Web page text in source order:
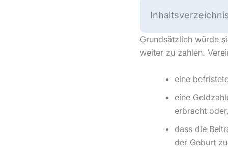
Grundsätzlich würde
weiter zu zahlen.
eine
eine
erbracht oder,
dass die
der Geburt